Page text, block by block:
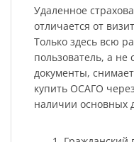
Удаленное
отличается от
Только здесь всю
пользователь, а не
документы,
купить ОСАГО
наличии основных